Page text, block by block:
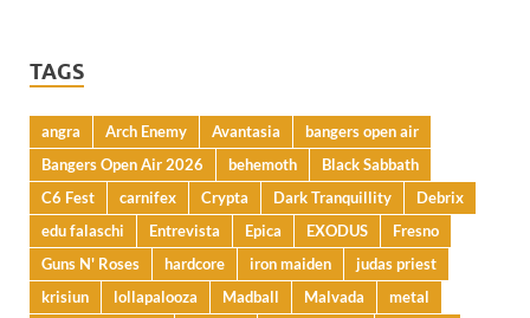
TAGS
angra Arch Enemy Avantasia
bangers open air
Bangers Open Air 2026
behemoth
Black Sabbath
C6 Fest
carnifex Crypta Dark Tranquillity
Debrix
edu falaschi
Entrevista Epica EXODUS
Fresno
Guns N' Roses
hardcore iron maiden
judas priest
krisiun
lollapalooza Madball Malvada
metal